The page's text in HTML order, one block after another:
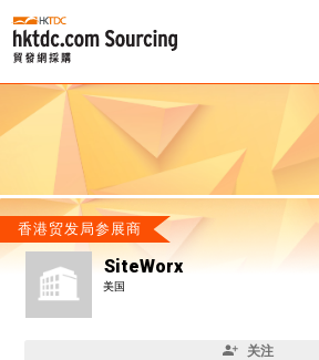
香港贸发局参展商
SiteWorx
美国
关注